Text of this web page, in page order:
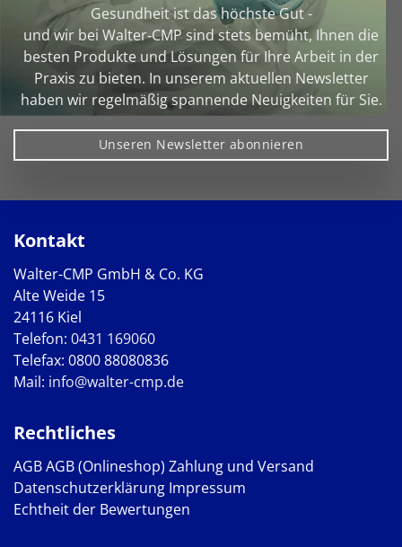
Gesundheit ist das höchste Gut -
und wir bei Walter‑CMP sind stets bemüht, Ihnen die
besten Produkte und Lösungen für Ihre Arbeit in der
Praxis zu bieten. In unserem aktuellen Newsletter
haben wir regelmäßig spannende Neuigkeiten für Sie.
Unseren Newsletter abonnieren
Kontakt
Walter-CMP GmbH & Co. KG
Alte Weide 15
24116 Kiel
Telefon: 0431 169060
Telefax: 0800 88080836
Mail: info@walter-cmp.de
Rechtliches
AGBAGB (Onlineshop) Zahlung und Versand
Datenschutzerklärung Impressum
Echtheit der Bewertungen